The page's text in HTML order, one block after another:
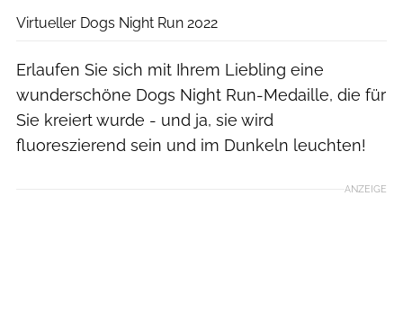
Virtueller Dogs Night Run 2022
Erlaufen Sie sich mit Ihrem Liebling eine
wunderschöne Dogs Night Run-Medaille, die für
Sie kreiert wurde - und ja, sie wird
fluoreszierend sein und im Dunkeln leuchten!
ANZEIGE